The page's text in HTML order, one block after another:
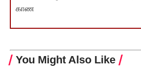
காண
You Might Also Like